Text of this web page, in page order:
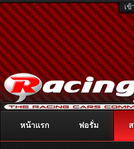
เ
ติดต่อลงโฆษณา
หรืออ่านรายละเอียดเพิ่ม
หน้าแรก ฟอรั่ม